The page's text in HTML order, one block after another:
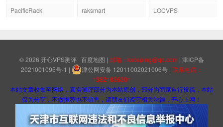
PacificRack
raksmart LOCVPS
© 2026 开心VPS测评 百度地图 | 邮箱：kxceping@qq.com | 津ICP备
2021001095号-1 | 津公网安备 12011002021006号 | 联系电话：
13821836301
本站文章收集至网络，真实测评部分为本站原创，部分为商家自行投稿，本站
仅为分享，不做推荐也不销售，请朋友们遵守相关法律，开心上网！